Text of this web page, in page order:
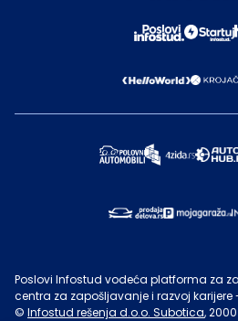
Poslovi Infostud vodeća platforma za
centra za zapošljavanje i razvoj karijere
© Infostud rešenja d.o.o. Subotica,